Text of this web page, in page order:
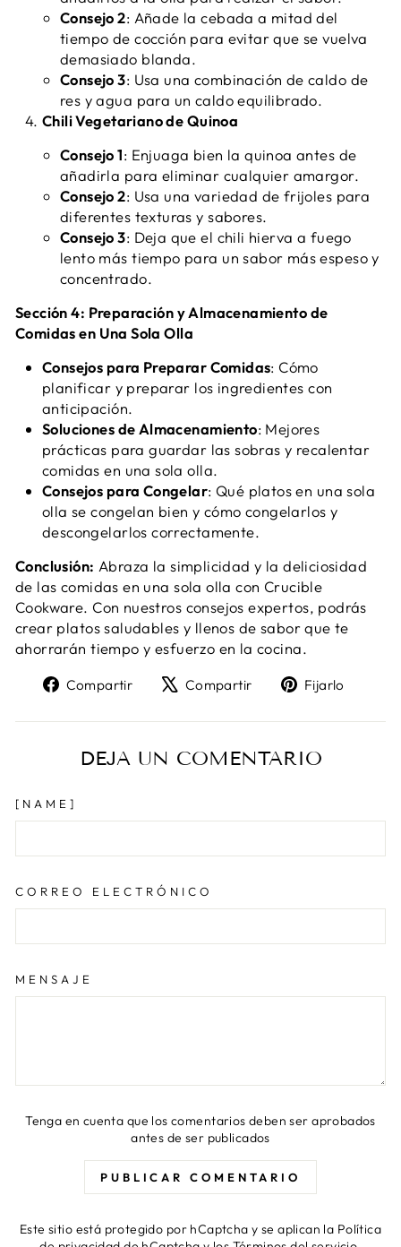
Consejo 2: Añade la cebada a mitad del
tiempo de cocción para evitar que se vuelva
demasiado blanda.
Consejo 3: Usa una combinación de caldo de
res y agua para un caldo equilibrado.
Chili Vegetariano de Quinoa
Consejo 1: Enjuaga bien la quinoa antes de
añadirla para eliminar cualquier amargor.
Consejo 2: Usa una variedad de frijoles para
diferentes texturas y sabores.
Consejo 3: Deja que el chili hierva a fuego
lento más tiempo para un sabor más espeso y
concentrado.
Sección 4: Preparación y Almacenamiento de
Comidas en Una Sola Olla
Consejos para Preparar Comidas: Cómo
planificar y preparar los ingredientes con
anticipación.
Soluciones de Almacenamiento: Mejores
prácticas para guardar las sobras y recalentar
comidas en una sola olla.
Consejos para Congelar: Qué platos en una sola
olla se congelan bien y cómo congelarlos y
descongelarlos correctamente.
Conclusión: Abraza la simplicidad y la deliciosidad
de las comidas en una sola olla con Crucible
Cookware. Con nuestros consejos expertos, podrás
crear platos saludables y llenos de sabor que te
ahorrarán tiempo y esfuerzo en la cocina.
Compartir
Compartir
Facebook
Compartir
Tweet
X
Fijarlo
DEJA UN COMENTARIO
[NAME]
CORREO ELECTRÓNICO
MENSAJE
Tenga en cuenta que los comentarios deben ser aprobados
antes de ser publicados
PUBLICAR COMENTARIO
Este sitio está protegido por hCaptcha y se aplican la Política